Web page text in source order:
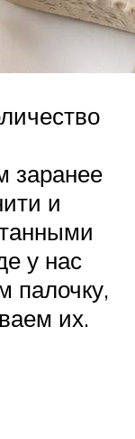
заранее
и
у нас
палочку,
их.